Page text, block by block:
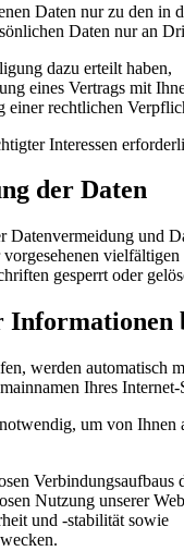
Daten nur zu den
Daten nur an
dazu erteilt haben,
eines Vertrags mit
einer rechtlichen
Interessen
der Daten
Datenvermeidung und
gesperrt oder
werden
Ihres
um von
Verbindungsaufbaus
Nutzung unserer
und -stabilität sowie